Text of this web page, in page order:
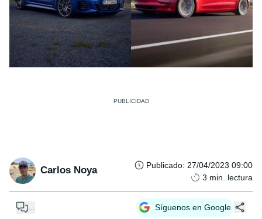
Carlos Noya Publicado: 27/04/2023 09:00
3 min. lectura
Síguenos en Google